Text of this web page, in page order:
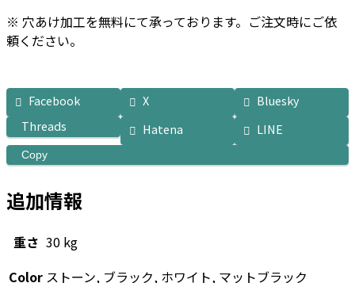
※ 穴あけ加工を無料にて承っております。ご注文時にご依
頼ください。
Facebook X
Bluesky
Threads
Hatena LINE
Copy
追加情報
重さ 30 kg
Color ストーン, ブラック, ホワイト, マットブラック